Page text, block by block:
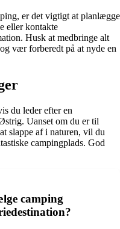
er det vigtigt at planlægge
eller kontakte
Husk at medbringe alt
vær forberedt på at nyde en
du leder efter en
Uanset om du er til
slappe af i naturen, vil du
campingplads. God
camping